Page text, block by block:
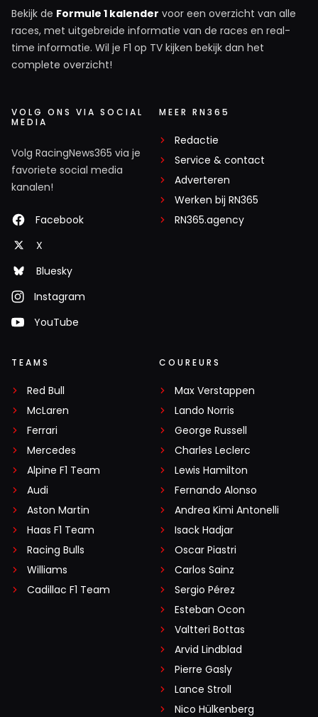
Bekijk de Formule 1 kalender voor een overzicht van alle
races, met uitgebreide informatie van de races en real-
time informatie. Wil je F1 op TV kijken bekijk dan het
complete overzicht!
VOLG ONS VIA SOCIAL
MEDIA
Volg RacingNews365 via je
favoriete social media
kanalen!
Facebook
X
Bluesky
Instagram
YouTube
MEER RN365
Redactie
Service & contact
Adverteren
Werken bij RN365
RN365.agency
TEAMS
Red Bull
McLaren
Ferrari
Mercedes
Alpine F1 Team
Audi
Aston Martin
Haas F1 Team
Racing Bulls
Williams
Cadillac F1 Team
COUREURS
Max Verstappen
Lando Norris
George Russell
Charles Leclerc
Lewis Hamilton
Fernando Alonso
Andrea Kimi Antonelli
Isack Hadjar
Oscar Piastri
Carlos Sainz
Sergio Pérez
Esteban Ocon
Valtteri Bottas
Arvid Lindblad
Pierre Gasly
Lance Stroll
Nico Hülkenberg